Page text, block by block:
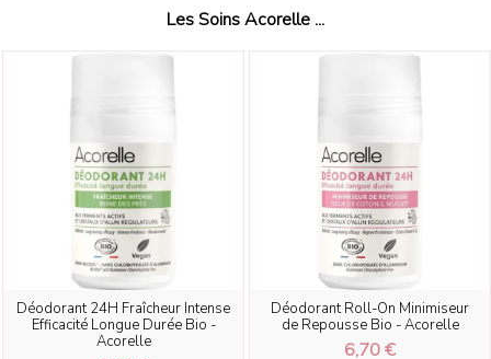
Les Soins Acorelle ...
Déodorant 24H Fraîcheur Intense
Efficacité Longue Durée Bio -
Acorelle
Déodorant Roll-On Minimiseur
de Repousse Bio - Acorelle
6,70 €